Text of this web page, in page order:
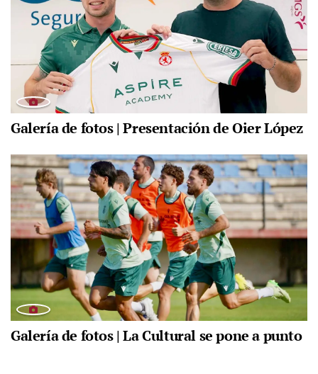
Galería de fotos | Presentación de Oier López
Galería de fotos | La Cultural se pone a punto